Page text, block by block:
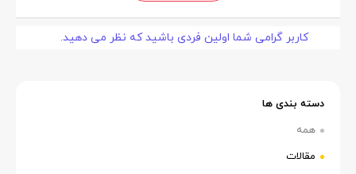
کاربر گرامی شما اولین فردی باشید که نظر می دهید.
دسته بندی ها
همه
مقالات